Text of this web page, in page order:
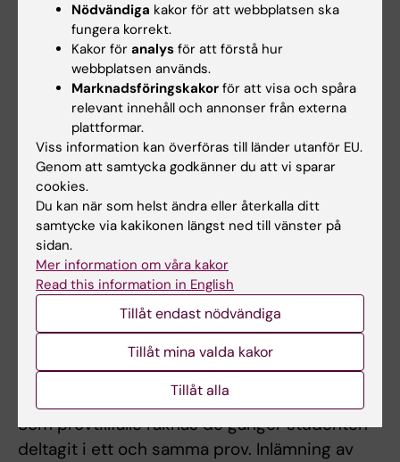
Obligatoriskt deltagande
Deltagande i seminarier och grupparbeten är
obligatoriskt. Detaljerad information ges i
schemat. Kursledaren bedömer om och i så
fall hur frånvaro kan kompenseras. Innan
student deltagit i obligatoriska delar eller
kompenserar i enlighet med kursledarens
anvisningar rapporteras inte studentens
kursresultat i LADOK.
Begränsning av antalet provtillfällen
Studenten har rätt att delta i sex provtillfällen.
Om studenten ej är godkänd efter fyra
provtillfällen uppmanas denna att uppsöka
Som provtillfälle räknas de gånger studenten
deltagit i ett och samma prov. Inlämning av
Nödvändiga kakor för att webbplatsen ska
fungera korrekt.
Kakor för analys för att förstå hur
webbplatsen används.
Marknadsföringskakor för att visa och spåra
relevant innehåll och annonser från externa
plattformar.
Viss information kan överföras till länder utanför EU.
Genom att samtycka godkänner du att vi sparar
cookies.
Du kan när som helst ändra eller återkalla ditt
samtycke via kakikonen längst ned till vänster på
sidan.
Mer information om våra kakor
Read this information in English
Tillåt endast nödvändiga
Tillåt mina valda kakor
Tillåt alla